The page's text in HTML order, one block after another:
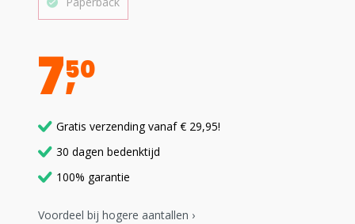
750
Gratis verzending vanaf € 29,95!
30 dagen bedenktijd
100% garantie
Voordeel bij hogere aantallen ›